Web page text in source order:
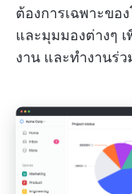
ต้องการเฉพาะขอ
และมุมมองต่างๆ
งาน และทำงานร่